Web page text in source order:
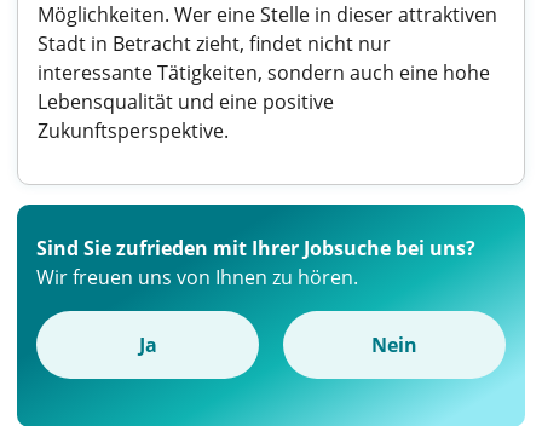
Möglichkeiten. Wer eine Stelle in dieser attraktiven
Stadt in Betracht zieht, findet nicht nur
interessante Tätigkeiten, sondern auch eine hohe
Lebensqualität und eine positive
Zukunftsperspektive.
Sind Sie zufrieden mit Ihrer Jobsuche bei uns?
Wir freuen uns von Ihnen zu hören.
Ja Nein